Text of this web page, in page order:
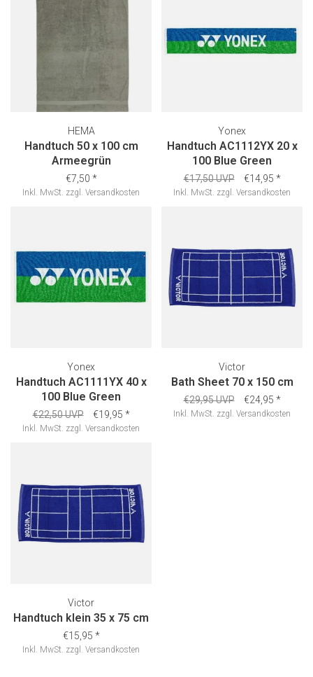
HEMA
Handtuch 50 x 100 cm
Armeegrün
€7,50 *
Inkl. MwSt. zzgl. Versandkosten
Yonex
Handtuch AC1112YX 20 x
100 Blue Green
€17,50 UVP €14,95 *
Inkl. MwSt. zzgl. Versandkosten
Yonex
Handtuch AC1111YX 40 x
100 Blue Green
€22,50 UVP €19,95 *
Inkl. MwSt. zzgl. Versandkosten
Victor
Bath Sheet 70 x 150 cm
€29,95 UVP €24,95 *
Inkl. MwSt. zzgl. Versandkosten
Victor
Handtuch klein 35 x 75 cm
€15,95 *
Inkl. MwSt. zzgl. Versandkosten